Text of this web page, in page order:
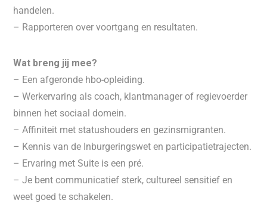
handelen.
– Rapporteren over voortgang en resultaten.
Wat breng jij mee?
– Een afgeronde hbo-opleiding.
– Werkervaring als coach, klantmanager of regievoerder
binnen het sociaal domein.
– Affiniteit met statushouders en gezinsmigranten.
– Kennis van de Inburgeringswet en participatietrajecten.
– Ervaring met Suite is een pré.
– Je bent communicatief sterk, cultureel sensitief en
weet goed te schakelen.